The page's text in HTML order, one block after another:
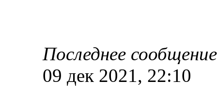
Последнее
09 дек 2021, 22:10